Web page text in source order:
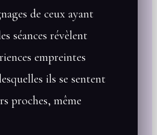
de ceux ayant
séances révèlent
empreintes
ils se sentent
proches, même